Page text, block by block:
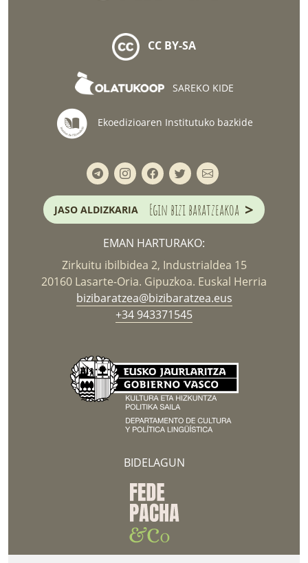
CC BY-SA
SAREKO KIDE
Ekoedizioaren Institutuko bazkide
JASO ALDIZKARIA Egin bizi baratzeakoa >
EMAN HARTURAKO:
Zirkuitu ibilbidea 2, Industrialdea 15
20160 Lasarte-Oria. Gipuzkoa. Euskal Herria
bizibaratzea@bizibaratzea.eus
+34 943371545
BIDELAGUN